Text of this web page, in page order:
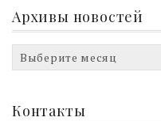
Архивы новостей
Архивы
новостей
Контакты